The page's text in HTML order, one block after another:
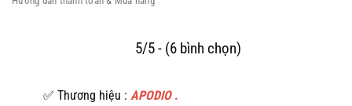
5/5 - (6 bình chọn)
✅ Thương hiệu : APODIO.